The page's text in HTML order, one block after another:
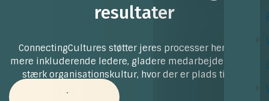
resultater
ConnectingCultures støtter jeres processer henimod
mere inkluderende ledere, gladere medarbejdere og en
stærk organisationskultur, hvor der er plads til alle
Kontakt os